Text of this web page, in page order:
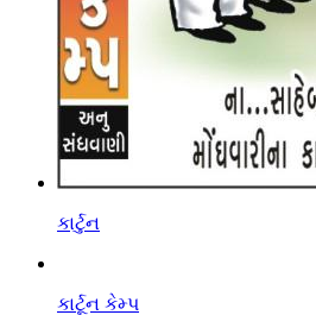
કાર્ટુન
કાર્ટૂન કેમ્પ